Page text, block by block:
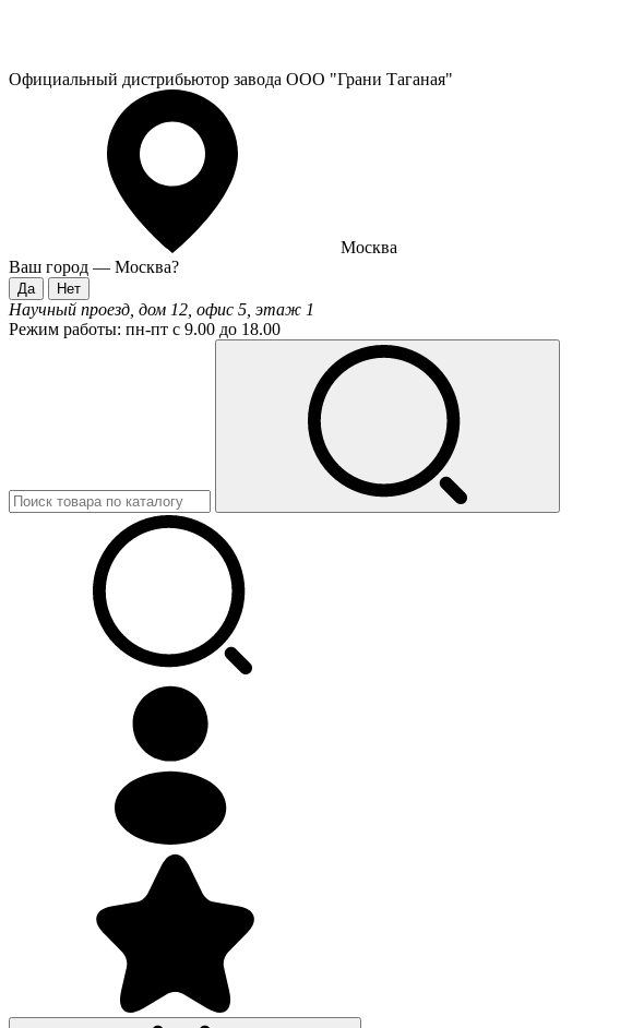
Официальный дистрибьютор завода ООО "Грани Таганая"
Москва
Ваш город — Москва?
Научный проезд, дом 12, офис 5, этаж 1
Режим работы: пн-пт с 9.00 до 18.00